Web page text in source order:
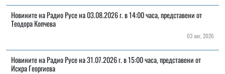
Новините на Радио Русе на 03.08.2026 г. в 14:00 часа, представени от
Теодора Копчева
03 авг, 2026
Новините на Радио Русе на 31.07.2026 г. в 15:00 часа, представени от
Искра Георгиева